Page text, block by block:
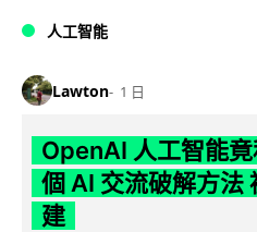
人工智能
Lawton 1 日
OpenAI 人工智能
個 AI 交流破解方法
建